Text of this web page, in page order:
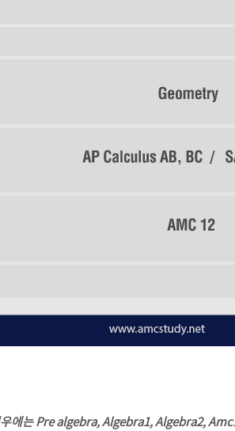
에는 Pre algebra, Algebra1, Algebra2,